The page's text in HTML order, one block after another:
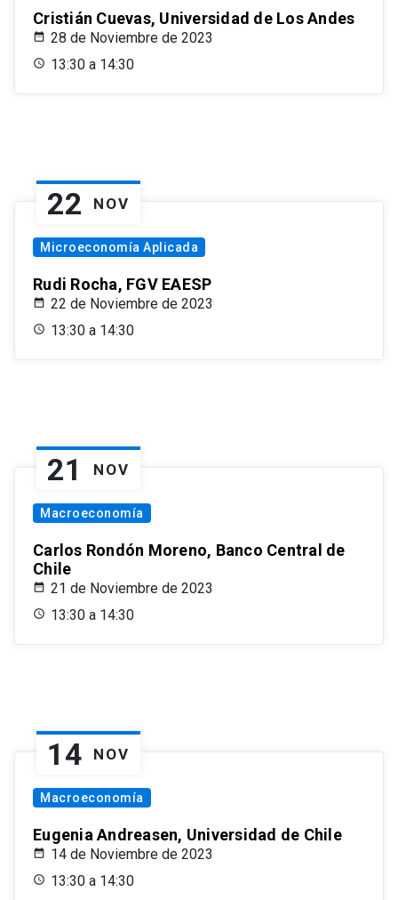
Cristián Cuevas, Universidad de Los Andes
28 de Noviembre de 2023
13:30 a 14:30
22 NOV
Microeconomía Aplicada
Rudi Rocha, FGV EAESP
22 de Noviembre de 2023
13:30 a 14:30
21 NOV
Macroeconomía
Carlos Rondón Moreno, Banco Central de
Chile
21 de Noviembre de 2023
13:30 a 14:30
14 NOV
Macroeconomía
Eugenia Andreasen, Universidad de Chile
14 de Noviembre de 2023
13:30 a 14:30